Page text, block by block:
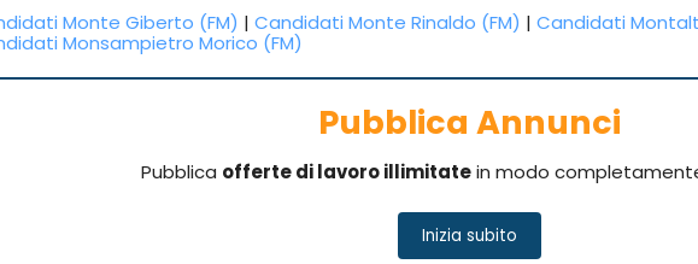
Monte Giberto (FM) | Candidati Monte Rinaldo (FM) | Candidati
Monsampietro Morico (FM)
Pubblica Annunci
Pubblica offerte di lavoro illimitatein modo
Inizia subito